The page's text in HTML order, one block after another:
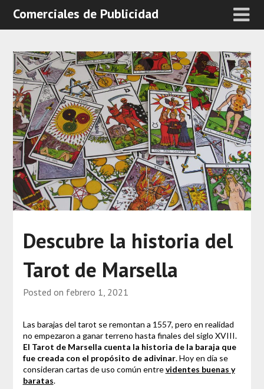
Comerciales de Publicidad
Descubre la historia del
Tarot de Marsella
Posted on febrero 1, 2021
Las barajas del tarot se remontan a 1557, pero en realidad
no empezaron a ganar terreno hasta finales del siglo XVIII.
El Tarot de Marsella cuenta la historia de la baraja que
fue creada con el propósito de adivinar. Hoy en día se
consideran cartas de uso común entrevidentes buenas y
baratas.